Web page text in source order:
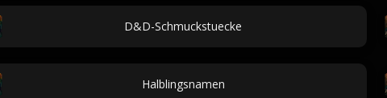
D&D-Schmuckstuecke
Halblingsnamen